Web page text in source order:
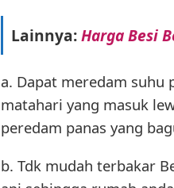
Lainnya:Harga Besi
a. Dapat meredam suhu
matahari yang masuk
peredam panas yang
b. Tdk mudah terbakar